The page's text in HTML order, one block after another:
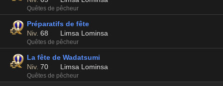
Quêtes de pêcheur
Préparatifs de fête
Niv. 68 Limsa Lominsa
Quêtes de pêcheur
La fête de Wadatsumi
Niv. 70 Limsa Lominsa
Quêtes de pêcheur